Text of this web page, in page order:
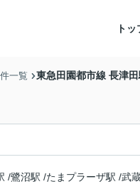
トッ
一覧 東急田園都市線 長津
/鷺沼駅 /たまプラーザ駅 /武